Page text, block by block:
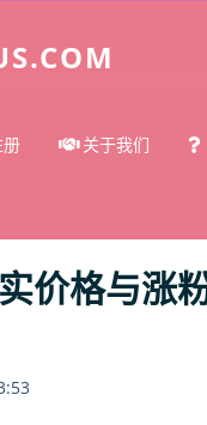
册 关于我们
价格与涨